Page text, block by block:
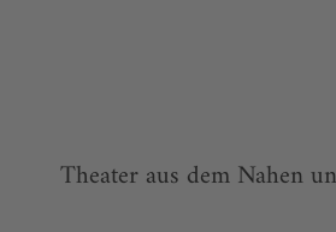
Theater aus dem Nahen